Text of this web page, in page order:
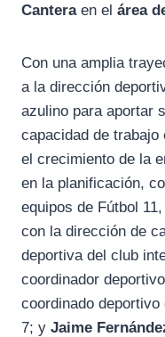
Cantera en el área
Con una amplia
a la dirección
azulino para aportar
capacidad de
el crecimiento de la
en la planificación,
equipos de Fútbol
con la dirección de
deportiva del club
coordinador
coordinado
7; y Jaime